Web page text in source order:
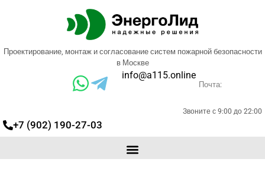
Проектирование, монтаж и согласование систем пожарной безопасности
в Москве
Почта:
info@a115.online
Звоните с 9:00 до 22:00
+7 (902) 190-27-03